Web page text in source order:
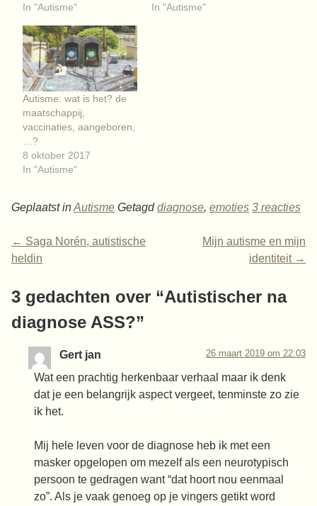
In "Autisme"
In "Autisme"
Autisme: wat is het? de
maatschappij,
vaccinaties, aangeboren,
…?
8 oktober 2017
In "Autisme"
Geplaatst inAutisme Getagddiagnose, emoties 3 reacties
← Saga Norén, autistische
heldin
Mijn autisme en mijn
identiteit →
3 gedachten over “Autistischer na
diagnose ASS?”
Gert jan 26 maart 2019 om 22:03
Wat een prachtig herkenbaar verhaal maar ik denk
dat je een belangrijk aspect vergeet, tenminste zo zie
ik het.
Mij hele leven voor de diagnose heb ik met een
masker opgelopen om mezelf als een neurotypisch
persoon te gedragen want “dat hoort nou eenmaal
zo”. Als je vaak genoeg op je vingers getikt word